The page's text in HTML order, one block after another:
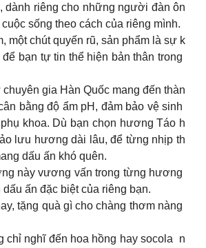
dành riêng cho những người đàn ôn
sống theo cách của riêng mình.
một chút quyến rũ, sản phẩm là sự k
bạn tự tin thể hiện bản thân trong
gia Hàn Quốc mang đến thàn
bằng độ ẩm pH, đảm bảo vệ sinh
khoa. Dù bạn chọn hương Táo h
lưu hương dài lâu, để từng nhịp th
dấu ấn khó quên.
này vương vấn trong từng hương
ấn đặc biệt của riêng bạn.
tặng quà gì cho chàng thơm nàng
chỉ nghĩ đến hoa hồng hay socola n